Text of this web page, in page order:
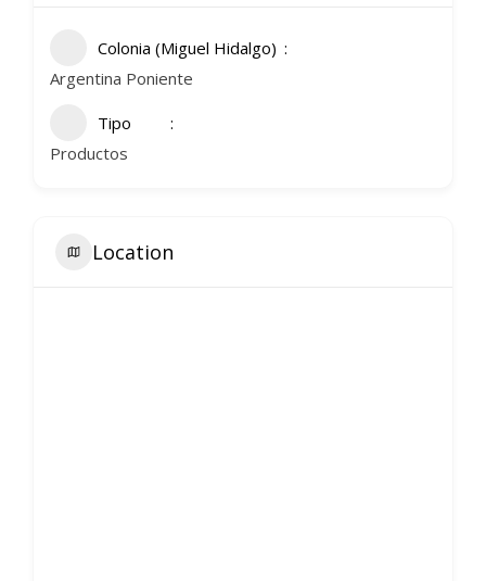
Colonia (Miguel Hidalgo)
Argentina Poniente
Tipo
Productos
Location